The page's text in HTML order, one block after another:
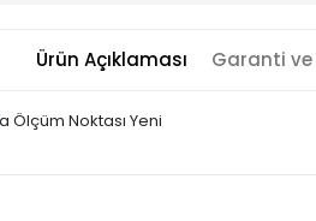
Ürün Açıklaması Garanti
Ölçüm Noktası Yeni